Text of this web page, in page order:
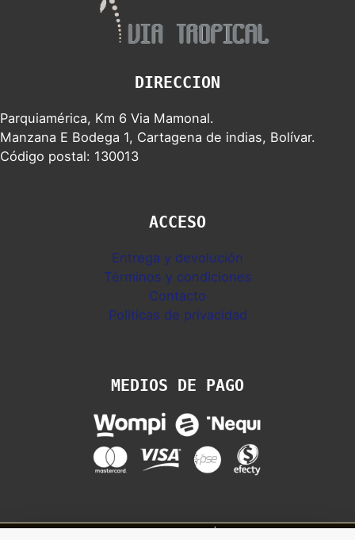
DIRECCION
Parquiamérica, Km 6 Via Mamonal.
Manzana E Bodega 1, Cartagena de indias, Bolívar.
Código postal: 130013
ACCESO
Entrega y devolución
Términos y condiciones
Contacto
Politicas de privacidad
MEDIOS DE PAGO
Copyright © 2026 Sandalias Colombia | Ipanema, Rider, Azaleia y